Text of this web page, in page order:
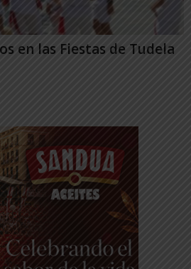
en las Fiestas de Tudela